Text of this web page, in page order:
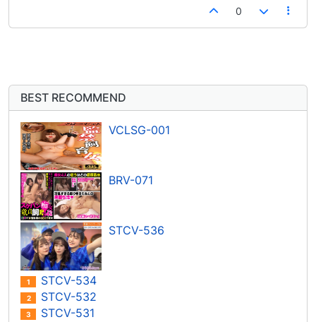
0
BEST RECOMMEND
VCLSG-001
BRV-071
STCV-536
1 STCV-534
2 STCV-532
3 STCV-531